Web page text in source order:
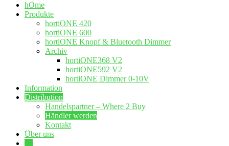
hOme
Produkte
hortiONE 420
hortiONE 600
hortiONE Knopf & Bluetooth Dimmer
Archiv
hortiONE368 V2
hortiONE592 V2
hortiONE Dimmer 0-10V
Information
Distribution
Handelspartner – Where 2 Buy
Händler werden
Kontakt
Über uns